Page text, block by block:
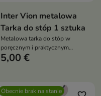
Inter Vion metalowa
Tarka do stóp 1 sztuka
Metalowa tarka do stóp w
poręcznym i praktycznym
kształcie
5,00 €
Obecnie brak na stanie